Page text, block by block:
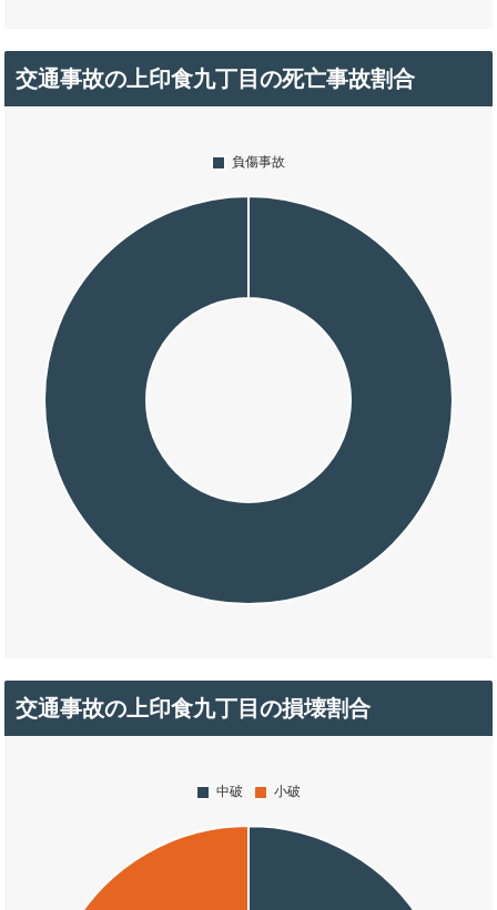
交通事故の上印食九丁目の死亡事故割合
交通事故の上印食九丁目の損壊割合